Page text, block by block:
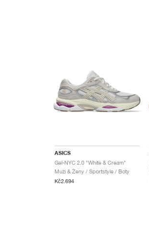
ASICS
Gel-NYC 2.0 "White & Cream"
Muži & Ženy / Sportstyle / Boty
Kč2.694